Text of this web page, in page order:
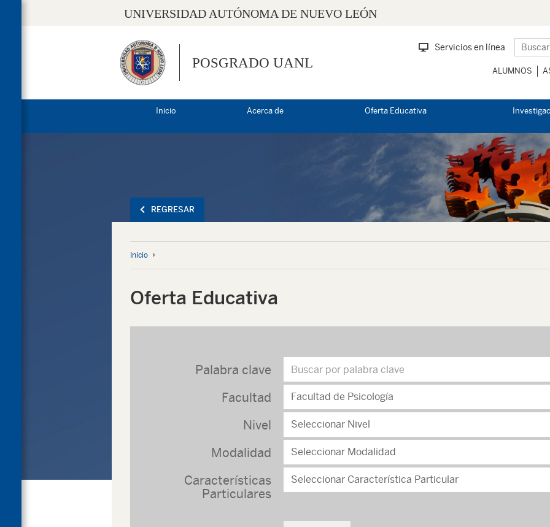
UNIVERSIDAD AUTÓNOMA DE NUEVO LEÓN
POSGRADO UANL
Servicios en línea
ALUMNOS
Inicio Acerca de Oferta Educativa
REGRESAR
Inicio
Oferta Educativa
Palabra clave
Facultad
Nivel
Modalidad
Características
Particulares